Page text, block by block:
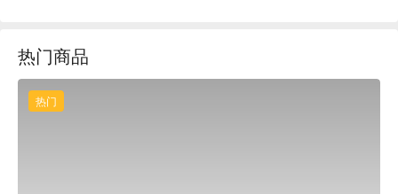
全天候前來體驗都不受天氣影響，享盡最優質的騎乘環境。現
場更有全運會連霸的金牌教練團隊親自分享馬術知識、進行騎
乘示範與專業的體驗指導。
不論是好友同行、情侶約會、親子或工商聚會，這裡都是吃喝
热门商品
热门